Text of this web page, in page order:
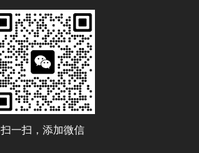
扫一扫，添加微信